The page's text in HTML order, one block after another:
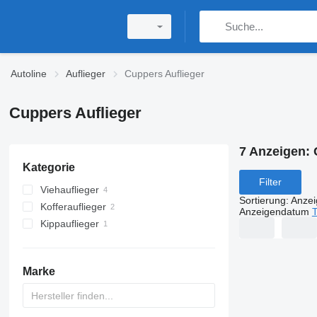
Autoline Auflieger Cuppers Auflieger
Cuppers Auflieger
Kategorie
Viehauflieger
Kofferauflieger
Kippauflieger
Marke
7 Anzeigen:
Filter
Sortierung:
Anzeigendatum